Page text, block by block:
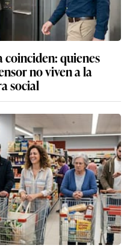
coinciden: quienes
no viven a la
social